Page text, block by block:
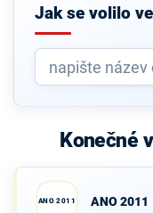
Jak se volilo
Konečné
ANO 2011 ANO 2011